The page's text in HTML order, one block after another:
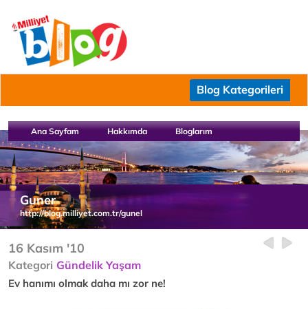
Blog Kategorileri
Ana Sayfam Hakkımda Bloglarım
Guner
http://blog.milliyet.com.tr/gunel
16 Kasım '10
Kategori Gündelik Yaşam
Ev hanımı olmak daha mı zor ne!